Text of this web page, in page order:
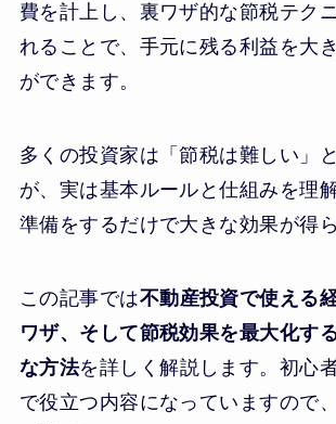
費を計上し、裏ワザ的な節税テク
れることで、手元に残る利益を大
ができます。
多くの投資家は「節税は難しい」
が、実は基本ルールと仕組みを理
準備をするだけで大きな効果が得
この記事では不動産投資で使える
ワザ、そして節税効果を最大化す
な方法を詳しく解説します。初心
で役立つ内容になっていますので